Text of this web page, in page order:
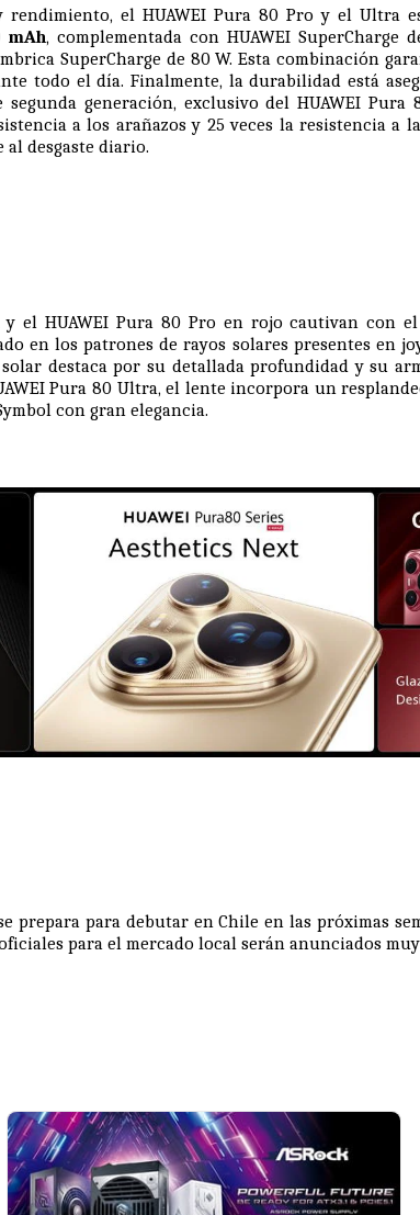
el HUAWEI Pura 80 Pro y el Ultra
mAh, complementada con HUAWEI SuperCharge
SuperCharge de 80 W. Esta combinación
todo el día. Finalmente, la durabilidad está
segunda generación, exclusivo del HUAWEI Pura
a los arañazos y 25 veces la resistencia a
desgaste diario.
y el HUAWEI Pura 80 Pro en rojo cautivan con
en los patrones de rayos solares presentes en
destaca por su detallada profundidad y su
Pura 80 Ultra, el lente incorpora un
con gran elegancia.
prepara para debutar en Chile en las próximas
para el mercado local serán anunciados